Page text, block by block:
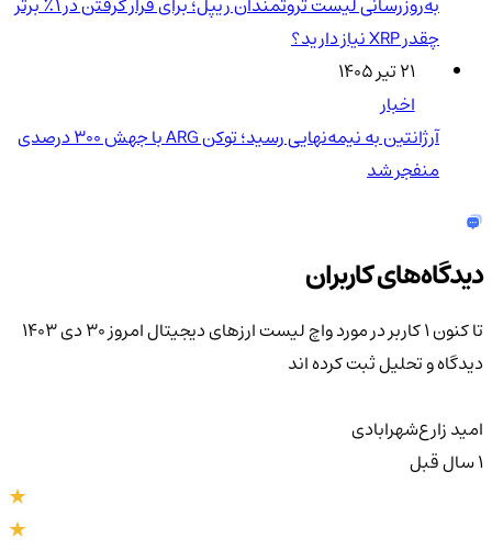
چقدر XRP نیاز دارید؟
۲۱ تیر ۱۴۰۵
اخبار
آرژانتین به نیمه‌نهایی رسید؛ توکن ARG با جهش ۳۰۰ درصدی
منفجر شد
دیدگاه‌های کاربران
تا کنون 1 کاربر در مورد
واچ لیست ارزهای دیجیتال امروز ۳۰ دی ۱۴۰۳
دیدگاه و تحلیل ثبت کرده اند
امید زارع‌شهر‌ابادی